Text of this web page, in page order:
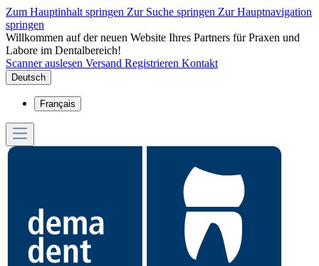
Zum Hauptinhalt springen Zur Suche springen Zur Hauptnavigation
springen
Willkommen auf der neuen Website Ihres Partners für Praxen und
Labore im Dentalbereich!
Scanner auslesen Versand Registrieren Kontakt
Deutsch
Français